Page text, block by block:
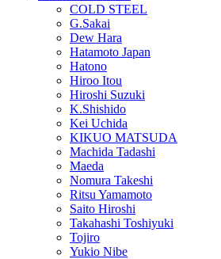
COLD STEEL
G.Sakai
Dew Hara
Hatamoto Japan
Hatono
Hiroo Itou
Hiroshi Suzuki
K.Shishido
Kei Uchida
KIKUO MATSUDA
Machida Tadashi
Maeda
Nomura Takeshi
Ritsu Yamamoto
Saito Hiroshi
Takahashi Toshiyuki
Tojiro
Yukio Nibe